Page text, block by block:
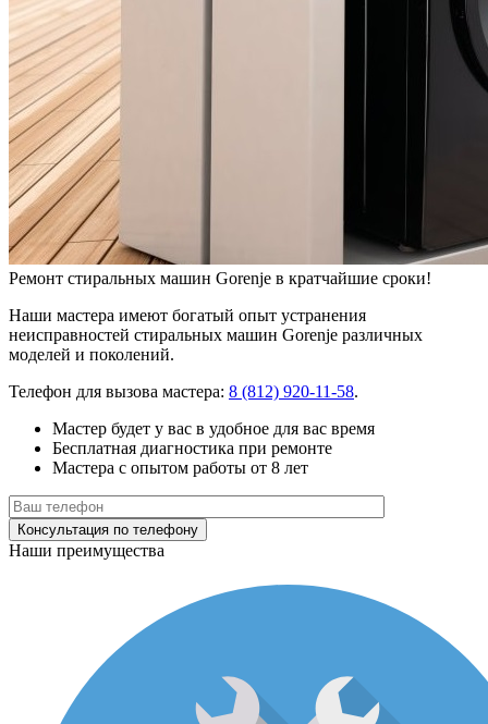
Ремонт стиральных машин Gorenje в кратчайшие сроки!
Наши мастера имеют богатый опыт устранения
неисправностей стиральных машин Gorenje различных
моделей и поколений.
Телефон для вызова мастера: 8 (812) 920-11-58.
Мастер будет у вас в удобное для вас время
Бесплатная диагностика при ремонте
Мастера с опытом работы от 8 лет
Наши преимущества